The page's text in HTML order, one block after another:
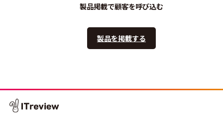
製品掲載で顧客を呼び込む
製品を掲載する